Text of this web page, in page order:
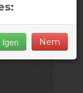
Igen Nem